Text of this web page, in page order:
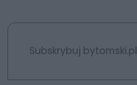
Subskrybuj bytomski.pl